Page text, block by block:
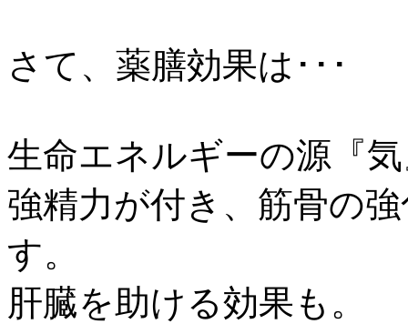
さて、薬膳効果は･･･
生命エネルギーの源『
強精力が付き、筋骨の
す。
肝臓を助ける効果も。